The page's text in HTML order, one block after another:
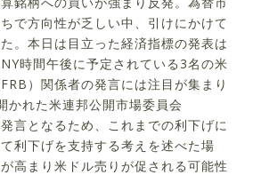
で方向性が乏しい中、引けにかけて
。本日は目立った経済指標の発表は
時間午後に予定されている3名の米
）関係者の発言には注目が集まり
かれた米連邦公開市場委員会
言となるため、これまでの利下げに
利下げを支持する考えを述べた場
高まり米ドル売りが促される可能性